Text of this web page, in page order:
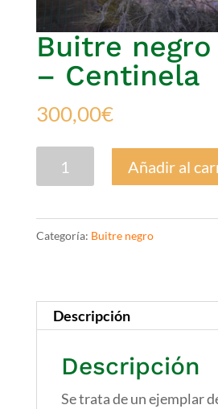
Buitre negro
– Centinela
300,00€
Buitre
negro
-
Añadir al
Categoría: Buitre negro
Descripción
Descripción
Se trata de un ejemplar